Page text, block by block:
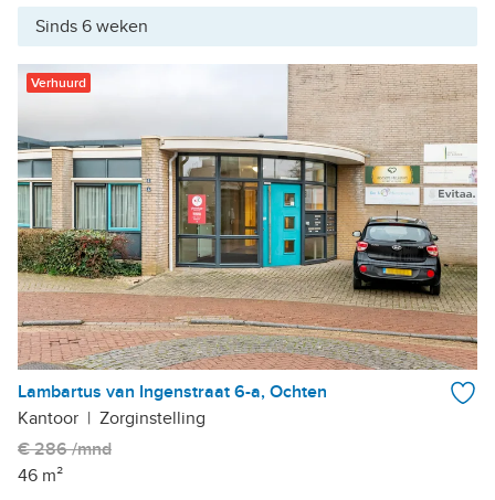
Sinds 6 weken
Verhuurd
Lambartus van Ingenstraat 6-a, Ochten
Kantoor | Zorginstelling
€ 286 /mnd
46 m²